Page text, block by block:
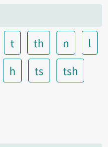
t th n
l
h ts
tsh